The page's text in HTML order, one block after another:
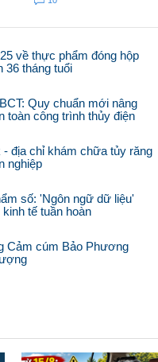
về thực phẩm đóng hộp
36 tháng tuổi
Quy chuẩn mới nâng
toàn công trình thủy điện
- địa chỉ khám chữa tủy răng
nghiệp
số: 'Ngôn ngữ dữ liệu'
tế tuần hoàn
Cảm cúm Bảo Phương